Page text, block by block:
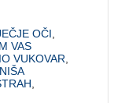
OČI
VAS
VUKOVAR